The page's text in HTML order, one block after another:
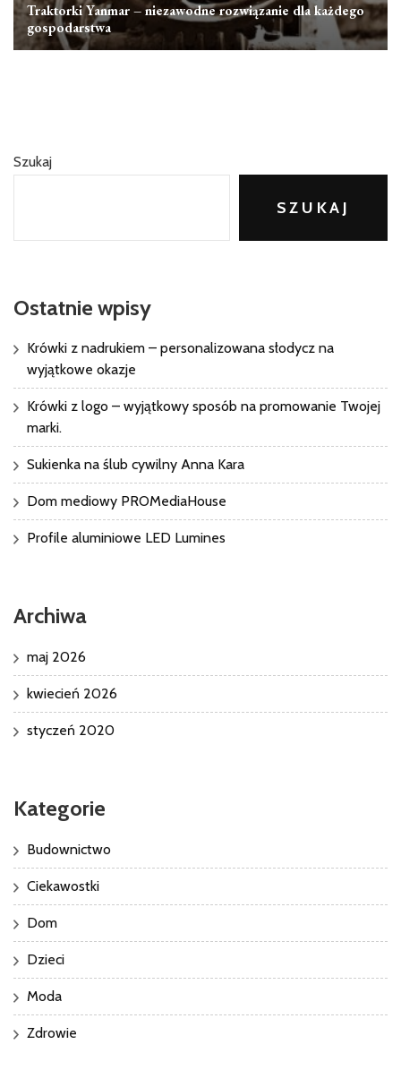
Traktorki Yanmar – niezawodne rozwiązanie dla każdego
gospodarstwa
Szukaj
SZUKAJ
Ostatnie wpisy
Krówki z nadrukiem – personalizowana słodycz na
wyjątkowe okazje
Krówki z logo – wyjątkowy sposób na promowanie Twojej
marki.
Sukienka na ślub cywilny Anna Kara
Dom mediowy PROMediaHouse
Profile aluminiowe LED Lumines
Archiwa
maj 2026
kwiecień 2026
styczeń 2020
Kategorie
Budownictwo
Ciekawostki
Dom
Dzieci
Moda
Zdrowie